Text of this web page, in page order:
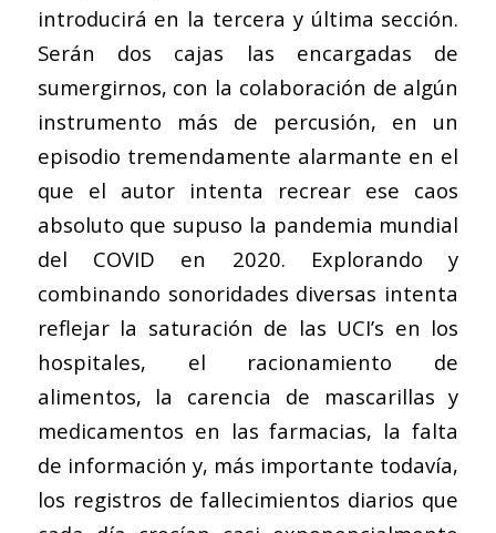
introducirá en la tercera y última sección.
Serán dos cajas las encargadas de
sumergirnos, con la colaboración de algún
instrumento más de percusión, en un
episodio tremendamente alarmante en el
que el autor intenta recrear ese caos
absoluto que supuso la pandemia mundial
del COVID en 2020. Explorando y
combinando sonoridades diversas intenta
reflejar la saturación de las UCI’s en los
hospitales, el racionamiento de
alimentos, la carencia de mascarillas y
medicamentos en las farmacias, la falta
de información y, más importante todavía,
los registros de fallecimientos diarios que